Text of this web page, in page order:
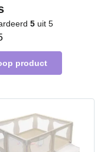
5 uit 5
product